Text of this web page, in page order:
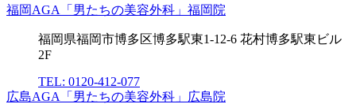
福岡AGA「男たちの美容外科」福岡院
福岡県福岡市博多区博多駅東1-12-6 花村博多駅東ビル
2F
TEL: 0120-412-077
広島AGA「男たちの美容外科」広島院